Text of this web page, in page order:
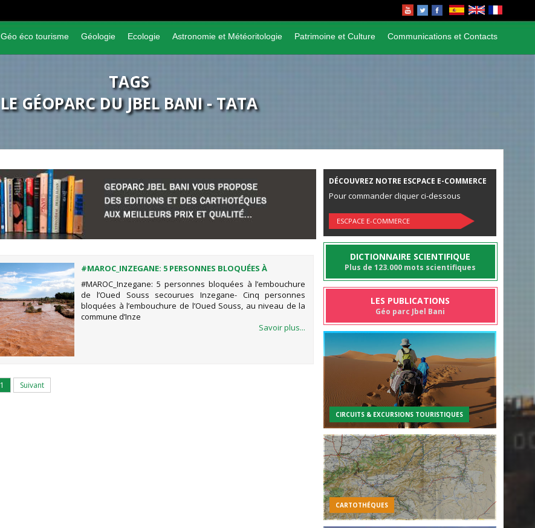
Géo éco tourisme Géologie Ecologie Astronomie et Météoritologie Patrimoine et Culture Communications et Contacts
TAGS
LE GÉOPARC DU JBEL BANI - TATA
#MAROC_INZEGANE: 5 PERSONNES BLOQUÉES À
L’EMBOUCHURE DE L’OUED SOUSS SECOURUES
#MAROC_Inzegane: 5 personnes bloquées à l’embouchure
de l’Oued Souss secourues Inzegane- Cinq personnes
bloquées à l’embouchure de l’Oued Souss, au niveau de la
commune d’Inze
Savoir plus...
1 Suivant
DÉCOUVREZ NOTRE ESCPACE E-COMMERCE
Pour commander cliquer ci-dessous
ESCPACE E-COMMERCE
DICTIONNAIRE SCIENTIFIQUE
Plus de 123.000 mots scientifiques
LES PUBLICATIONS
Géo parc Jbel Bani
CIRCUITS & EXCURSIONS TOURISTIQUES
CARTOTHÉQUES